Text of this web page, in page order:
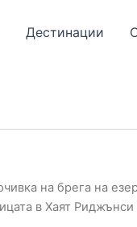
Дестинации
на брега на
в Хаят